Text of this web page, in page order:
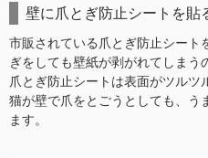
壁に爪とぎ防止シートを貼
市販されている爪とぎ防止シート
ぎをしても壁紙が剥がれてしまう
爪とぎ防止シートは表面がツルツ
猫が壁で爪をとごうとしても、う
ます。